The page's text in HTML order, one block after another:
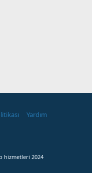
Yardım
hizmetleri 2024